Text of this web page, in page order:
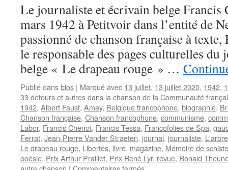
Le journaliste et écrivain belge Francis
mars 1942 à Petitvoir dans l’entité de
passionné de chanson française à
le responsable des pages culturelles
belge « Le drapeau rouge » …
Publié dansbios | Marqué avec 13 juillet, 13 juillet 2020, 1942,
33 détours et autres dans la chanson de la Communauté
1942, Albert Faust, Amay, Belgique francophone, biographie,
Chanson française, Chanson francophone, communisme,
Labor, Francis Chenot, Francis Tessa, Francofolies de Spa,
Ferrat, Jean-Pierre Vander Straeten, journal, journaliste,
Le drapeau rouge, Libertés, livre, magazine, Mémoire de schiste
poésie, Prix Arthur Praillet, Prix René Lyr, revue, Ronald
sur